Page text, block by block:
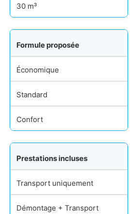
30 m³
Formule proposée
Économique
Standard
Confort
Prestations incluses
Transport uniquement
Démontage + Transport